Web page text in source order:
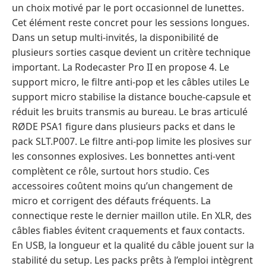
un choix motivé par le port occasionnel de lunettes.
Cet élément reste concret pour les sessions longues.
Dans un setup multi-invités, la disponibilité de
plusieurs sorties casque devient un critère technique
important. La Rodecaster Pro II en propose 4. Le
support micro, le filtre anti-pop et les câbles utiles Le
support micro stabilise la distance bouche-capsule et
réduit les bruits transmis au bureau. Le bras articulé
RØDE PSA1 figure dans plusieurs packs et dans le
pack SLT.P007. Le filtre anti-pop limite les plosives sur
les consonnes explosives. Les bonnettes anti-vent
complètent ce rôle, surtout hors studio. Ces
accessoires coûtent moins qu’un changement de
micro et corrigent des défauts fréquents. La
connectique reste le dernier maillon utile. En XLR, des
câbles fiables évitent craquements et faux contacts.
En USB, la longueur et la qualité du câble jouent sur la
stabilité du setup. Les packs prêts à l’emploi intègrent